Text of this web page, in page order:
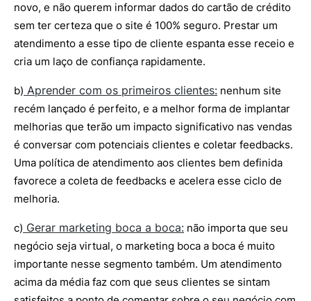
novo, e não querem informar dados do cartão de crédito
sem ter certeza que o site é 100% seguro. Prestar um
atendimento a esse tipo de cliente espanta esse receio e
cria um laço de confiança rapidamente.
b) Aprender com os primeiros clientes: nenhum site
recém lançado é perfeito, e a melhor forma de implantar
melhorias que terão um impacto significativo nas vendas
é conversar com potenciais clientes e coletar feedbacks.
Uma política de atendimento aos clientes bem definida
favorece a coleta de feedbacks e acelera esse ciclo de
melhoria.
c) Gerar marketing boca a boca: não importa que seu
negócio seja virtual, o marketing boca a boca é muito
importante nesse segmento também. Um atendimento
acima da média faz com que seus clientes se sintam